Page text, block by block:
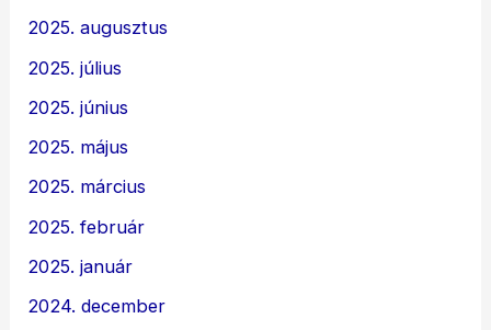
2025. augusztus
2025. július
2025. június
2025. május
2025. március
2025. február
2025. január
2024. december